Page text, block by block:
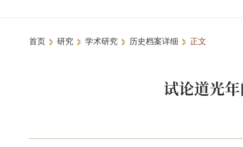
首页 研究 学术研究 历史档案详细 正文
试